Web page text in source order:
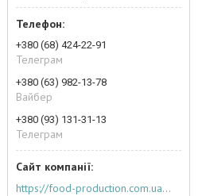
+380 (68) 424-22-91
Телеграм
+380 (63) 982-13-78
Вайбер
+380 (93) 131-31-13
Телеграм
https://food-production.com.ua/ua/